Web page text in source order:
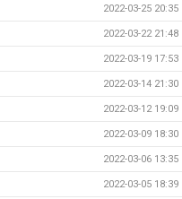
2022-03-25 20:35
2022-03-22 21:48
2022-03-19 17:53
2022-03-14 21:30
2022-03-12 19:09
2022-03-09 18:30
2022-03-06 13:35
2022-03-05 18:39